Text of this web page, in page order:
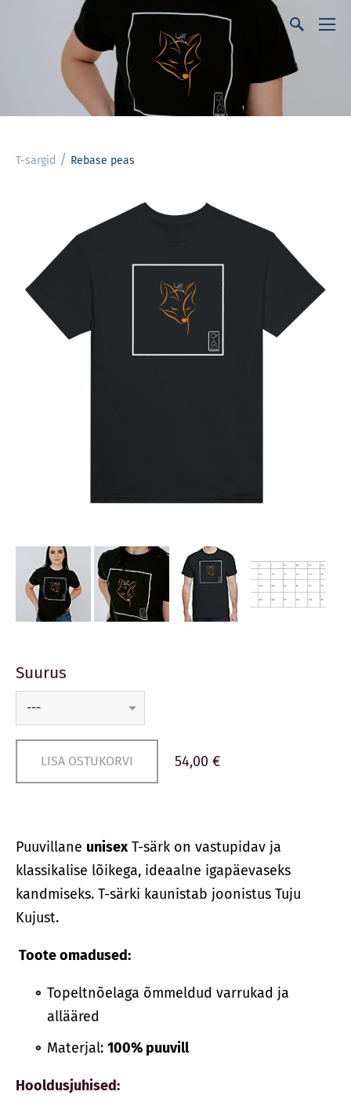
T-särgid / Rebase peas
Suurus
LISA OSTUKORVI 54,00 €
Puuvillane unisexT-särk on vastupidav ja
klassikalise lõikega, ideaalne igapäevaseks
kandmiseks. T-särki kaunistab joonistus Tuju
Kujust.
Toote omadused:
Topeltnõelaga õmmeldud varrukad ja
allääred
Materjal: 100% puuvill
Hooldusjuhised: